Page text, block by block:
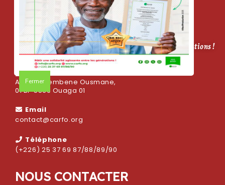
Fermer
CARFO, bâtir une solidarité agissante entre les générations !
Adresse
Avenue Sembene Ousmane,
01 BP 5569 Ouaga 01
Email
contact@carfo.org
Téléphone
(+226) 25 37 69 87/88/89/90
NOUS CONTACTER